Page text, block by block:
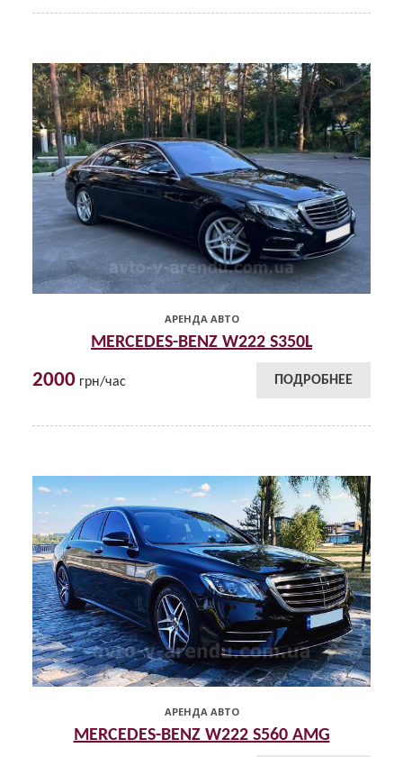
АРЕНДА АВТО
MERCEDES-BENZ W222 S350L
2000 грн/час ПОДРОБНЕЕ
АРЕНДА АВТО
MERCEDES-BENZ W222 S560 AMG